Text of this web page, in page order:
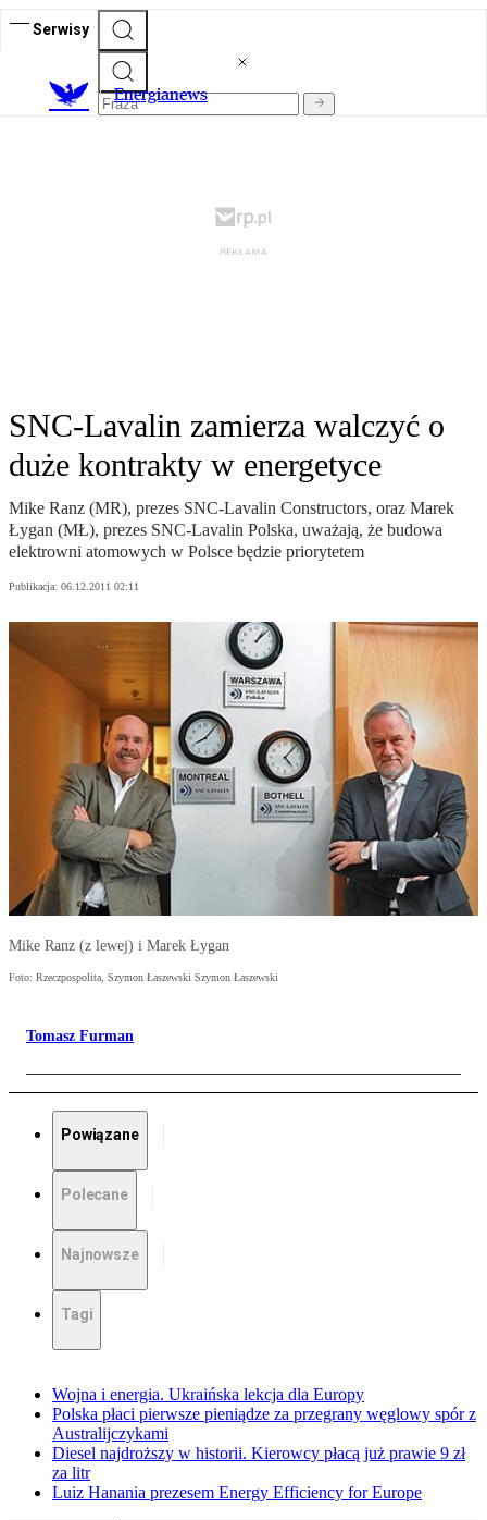
Serwisy
Energianews
SNC-Lavalin zamierza walczyć o
duże kontrakty w energetyce
Mike Ranz (MR), prezes SNC-Lavalin Constructors, oraz Marek
Łygan (MŁ), prezes SNC-Lavalin Polska, uważają, że budowa
elektrowni atomowych w Polsce będzie priorytetem
Publikacja: 06.12.2011 02:11
Mike Ranz (z lewej) i Marek Łygan
Foto: Rzeczpospolita, Szymon Łaszewski Szymon Łaszewski
Tomasz Furman
Powiązane
Polecane
Najnowsze
Tagi
Wojna i energia. Ukraińska lekcja dla Europy
Polska płaci pierwsze pieniądze za przegrany węglowy spór z
Australijczykami
Diesel najdroższy w historii. Kierowcy płacą już prawie 9 zł
za litr
Luiz Hanania prezesem Energy Efficiency for Europe